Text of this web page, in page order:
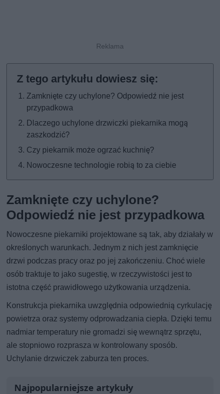
Zamknięte czy uchylone? Odpowiedź nie jest
przypadkowa
Dlaczego uchylone drzwiczki piekarnika mogą
zaszkodzić?
Czy piekarnik może ogrzać kuchnię?
Nowoczesne technologie robią to za ciebie
Zamknięte czy uchylone?
Odpowiedź nie jest przypadkowa
Nowoczesne piekarniki projektowane są tak, aby działały w
określonych warunkach. Jednym z nich jest zamknięcie
drzwi podczas pracy oraz po jej zakończeniu. Choć wiele
osób traktuje to jako sugestię, w rzeczywistości jest to
istotna część prawidłowego użytkowania urządzenia.
Konstrukcja piekarnika uwzględnia odpowiednią cyrkulację
powietrza oraz systemy odprowadzania ciepła. Dzięki temu
nadmiar temperatury nie gromadzi się wewnątrz sprzętu,
ale stopniowo rozprasza w kontrolowany sposób.
Uchylanie drzwiczek zaburza ten proces.
Najpopularniejsze artykuły